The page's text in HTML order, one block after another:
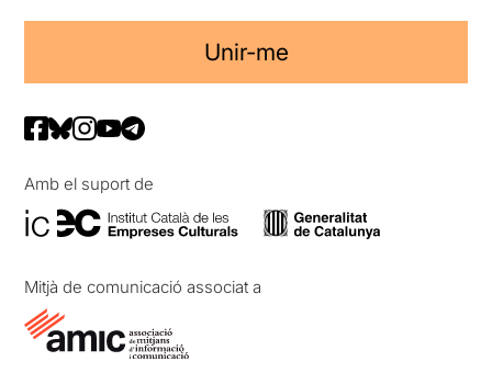
Unir-me
Amb el suport de
Mitjà de comunicació associat a